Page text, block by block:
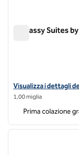
Embassy Suites
Visualizza i dettagli
Visualizza i dettagli
1,00 miglia
Prima colazione
1 di 12